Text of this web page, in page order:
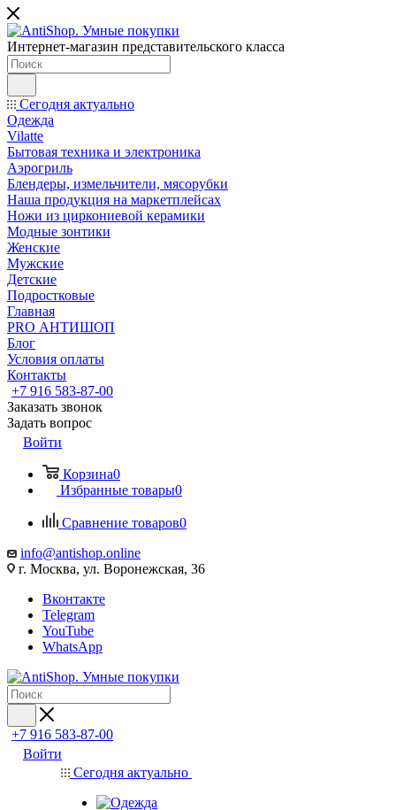
Интернет-магазин представительского класса
Сегодня актуально
Одежда
Vilatte
Бытовая техника и электроника
Аэрогриль
Блендеры, измельчители, мясорубки
Наша продукция на маркетплейсах
Ножи из циркониевой керамики
Модные зонтики
Женские
Мужские
Детские
Подростковые
Главная
PRO АНТИШОП
Блог
Условия оплаты
Контакты
+7 916 583-87-00
Заказать звонок
Задать вопрос
Войти
Корзина0
Избранные товары0
Сравнение товаров0
info@antishop.online
г. Москва, ул. Воронежская, 36
Вконтакте
Telegram
YouTube
WhatsApp
+7 916 583-87-00
Войти
Сегодня актуально